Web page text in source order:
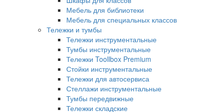
Мебель для библиотеки
Мебель для специальных классов
Тележки и тумбы
Тележки инструментальные
Тумбы инструментальные
Тележки Toollbox Premium
Стойки инструментальные
Тележки для автосервиса
Стеллажи инструментальные
Тумбы передвижные
Тележки складские